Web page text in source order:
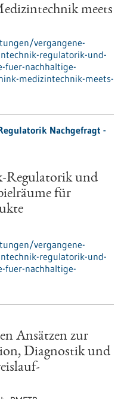
meets
vergangene-
regulatorik-und-
fuer-nachhaltige-
medizintechnik-meets-
Nachgefragt -
Regulatorik und
für
vergangene-
regulatorik-und-
fuer-nachhaltige-
Ansätzen zur
Diagnostik und